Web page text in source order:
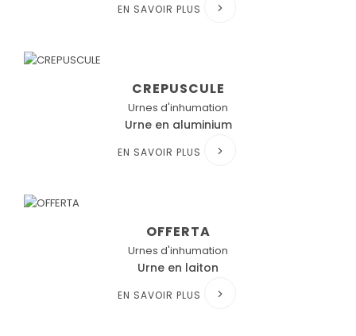
EN SAVOIR PLUS
CREPUSCULE
Urnes d'inhumation
Urne en aluminium
EN SAVOIR PLUS
OFFERTA
Urnes d'inhumation
Urne en laiton
EN SAVOIR PLUS